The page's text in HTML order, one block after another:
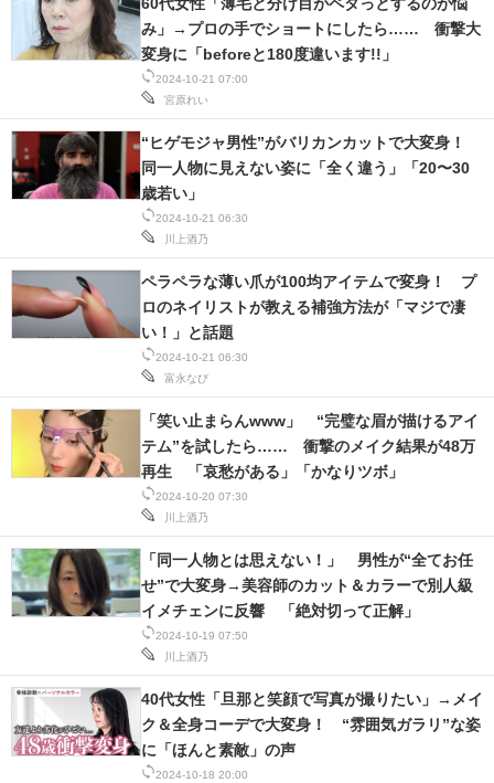
2024-10-21 07:00
宮原れい
60代女性「薄毛と分け目がペタっとするのが悩
み」→プロの手でショートにしたら…… 衝撃大
変身に「beforeと180度違います!!」
2024-10-21 06:30
川上酒乃
“ヒゲモジャ男性”がバリカンカットで大変身！
同一人物に見えない姿に「全く違う」「20〜30
歳若い」
2024-10-21 06:30
富永なび
ペラペラな薄い爪が100均アイテムで変身！ プ
ロのネイリストが教える補強方法が「マジで凄
い！」と話題
2024-10-20 07:30
川上酒乃
「笑い止まらんwww」 “完璧な眉が描けるアイ
テム”を試したら…… 衝撃のメイク結果が48万
再生 「哀愁がある」「かなりツボ」
2024-10-19 07:50
川上酒乃
「同一人物とは思えない！」 男性が“全てお任
せ”で大変身→美容師のカット＆カラーで別人級
イメチェンに反響 「絶対切って正解」
2024-10-18 20:00
40代女性「旦那と笑顔で写真が撮りたい」→メイ
ク＆全身コーデで大変身！ “雰囲気ガラリ”な姿
に「ほんと素敵」の声